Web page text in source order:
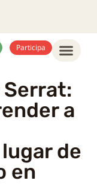
Participa
a
de
en